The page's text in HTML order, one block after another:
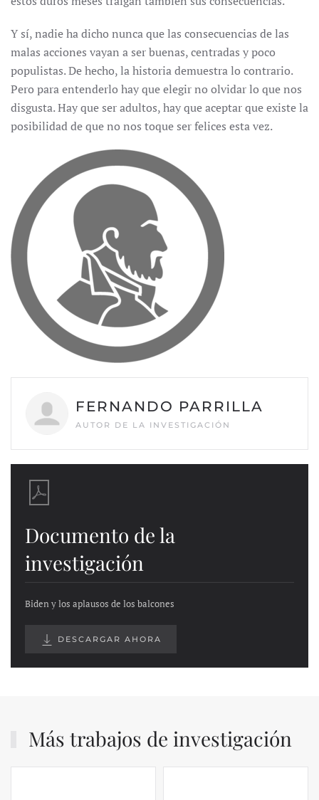
Y sí, nadie ha dicho nunca que las consecuencias de las
malas acciones vayan a ser buenas, centradas y poco
populistas. De hecho, la historia demuestra lo contrario.
Pero para entenderlo hay que elegir no olvidar lo que nos
disgusta. Hay que ser adultos, hay que aceptar que existe la
posibilidad de que no nos toque ser felices esta vez.
FERNANDO PARRILLA
AUTOR DE LA INVESTIGACIÓN
Documento de la
investigación
Biden y los aplausos de los balcones
DESCARGAR AHORA
Más trabajos de investigación